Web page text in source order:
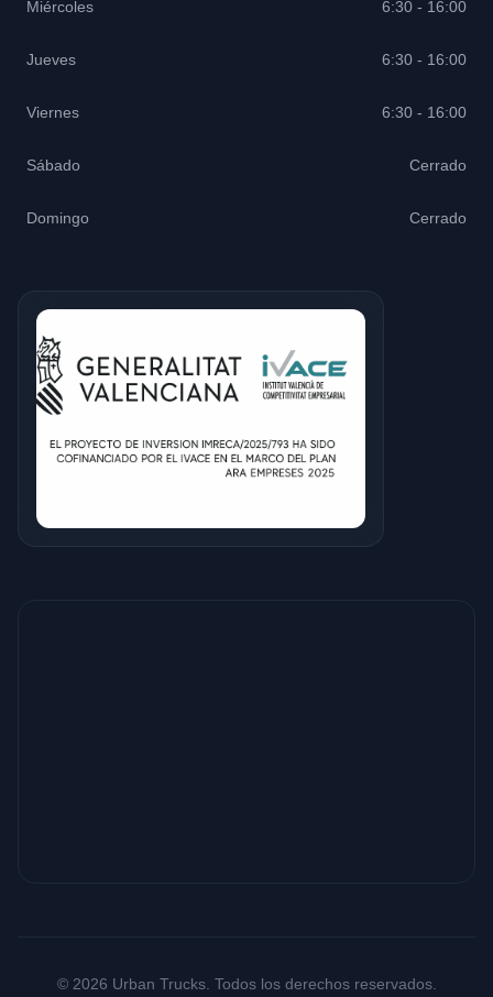
Miércoles 6:30 - 16:00
Jueves 6:30 - 16:00
Viernes 6:30 - 16:00
Sábado Cerrado
Domingo Cerrado
© 2026 Urban Trucks. Todos los derechos reservados.